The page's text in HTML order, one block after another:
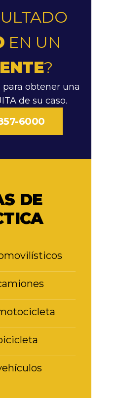
EN UN
?
obtener una
de su caso.
6000
DE